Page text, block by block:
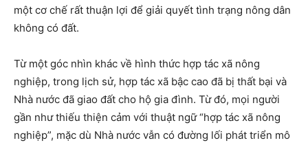
một cơ chế rất thuận lợi để giải quyết tình trạng nông dân
không có đất.
Từ một góc nhìn khác về hình thức hợp tác xã nông
nghiệp, trong lịch sử, hợp tác xã bậc cao đã bị thất bại và
Nhà nước đã giao đất cho hộ gia đình. Từ đó, mọi người
gần như thiếu thiện cảm với thuật ngữ “hợp tác xã nông
nghiệp”, mặc dù Nhà nước vẫn có đường lối phát triển mô